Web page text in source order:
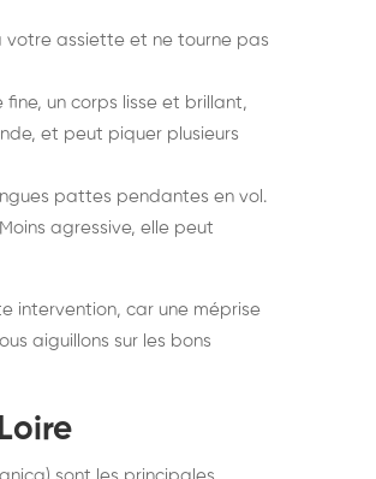
votre assiette et ne tourne pas
un corps lisse et brillant,
et peut piquer plusieurs
pattes pendantes en vol.
agressive, elle peut
intervention, car une méprise
aiguillons sur les bons